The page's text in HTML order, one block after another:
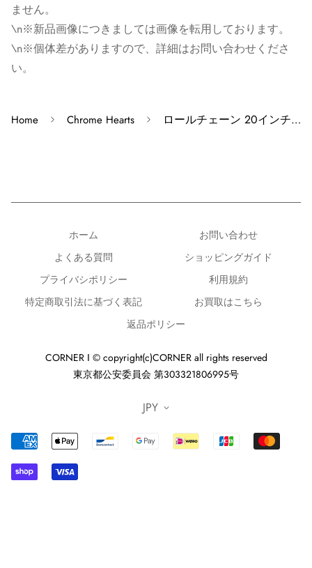
※ゴローズの新品画像につきましては画像を転用してお
ります。新品レザー商品のビーズに関しては画像と異な
る場合がございます。また、色指定は出来かねますので
ご了承ください。
い。
ません。
\n※新品画像につきましては画像を転用しております。
\n※個体差がありますので、詳細はお問い合わせくださ
い。
Home Chrome Hearts ロールチェーン 20インチ R20 NECK CHAIN 【シルバーネックレス チェーン】
ホーム
お問い合わせ
よくある質問
ショッピングガイド
プライバシポリシー
利用規約
特定商取引法に基づく表記
お買取はこちら
返品ポリシー
CORNER ‖ © copyright(c)CORNER all rights reserved
東京都公安委員会 第303321806995号
JPY